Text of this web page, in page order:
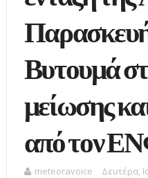
Βυτουμά
μείωσης
από τον
meteoravoice Δευτέρα,